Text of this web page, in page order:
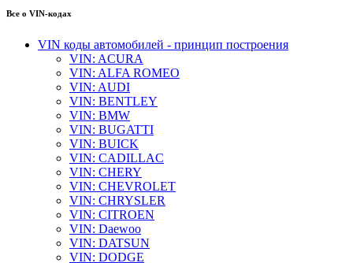
Все о VIN-кодах
VIN коды автомобилей - принцип построения
VIN: ACURA
VIN: ALFA ROMEO
VIN: AUDI
VIN: BENTLEY
VIN: BMW
VIN: BUGATTI
VIN: BUICK
VIN: CADILLAC
VIN: CHERY
VIN: CHEVROLET
VIN: CHRYSLER
VIN: CITROEN
VIN: Daewoo
VIN: DATSUN
VIN: DODGE